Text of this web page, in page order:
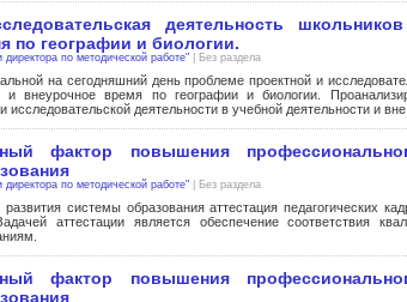
деятельность
по географии и биологии.
директора по методической работе" | Без раздела
на сегодняшний день проблеме проектной и
и внеурочное время по географии и биологии.
исследовательской деятельности в учебной деятельности и
фактор повышения
директора по методической работе" | Без раздела
системы образования аттестация педагогических
аттестации является обеспечение соответствия
фактор повышения